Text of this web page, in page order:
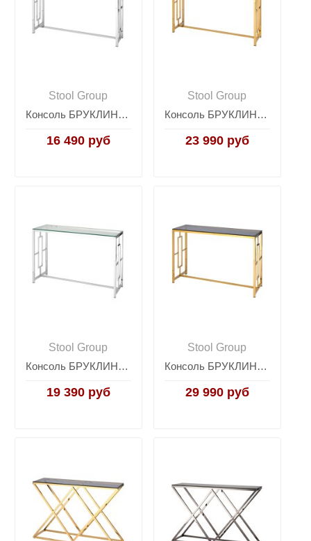
Stool Group
Консоль БРУКЛИН 115*30 серебро
16 490 руб
Stool Group
Консоль БРУКЛИН 115*30 золото стекло smoke
23 990 руб
Stool Group
Консоль БРУКЛИН 120*40 серебро
19 390 руб
Stool Group
Консоль БРУКЛИН 120*40 золото стекло smoke
29 990 руб